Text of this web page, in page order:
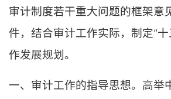
审计制度若干重大问题的框架意
件，结合审计工作实际，制定“
作发展规划。
一、审计工作的指导思想。高举